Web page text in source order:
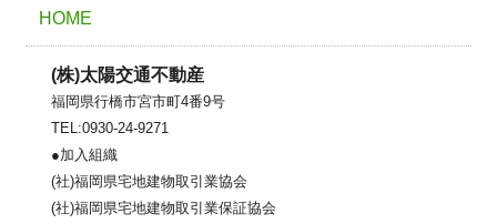
HOME
(株)太陽交通不動産
福岡県行橋市宮市町4番9号
TEL:0930-24-9271
●加入組織
(社)福岡県宅地建物取引業協会
(社)福岡県宅地建物取引業保証協会